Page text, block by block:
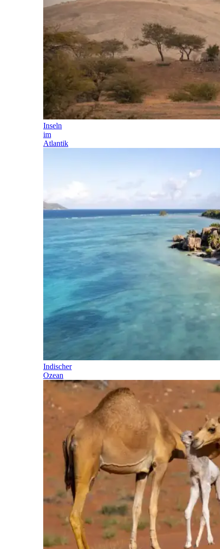
Inseln
im
Atlantik
Indischer
Ozean